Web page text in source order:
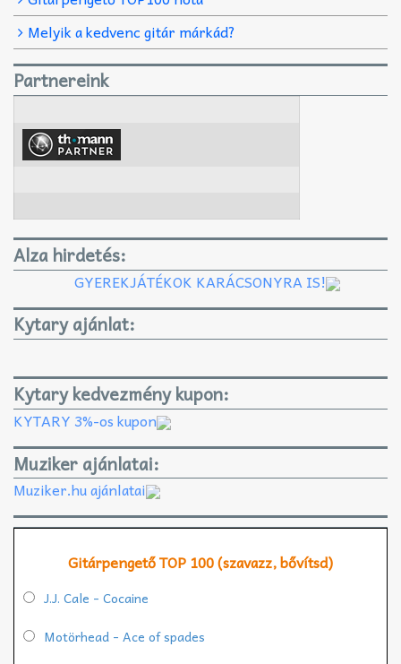
Melyik a kedvenc gitár márkád?
Partnereink
Alza hirdetés:
GYEREKJÁTÉKOK KARÁCSONYRA IS!
Kytary ajánlat:
Kytary kedvezmény kupon:
KYTARY 3%-os kupon
Muziker ajánlatai:
Muziker.hu ajánlatai
Gitárpengető TOP 100 (szavazz, bővítsd)
J.J. Cale - Cocaine
Motörhead - Ace of spades